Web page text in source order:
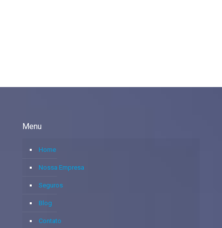
Menu
Home
Nossa Empresa
Seguros
Blog
Contato